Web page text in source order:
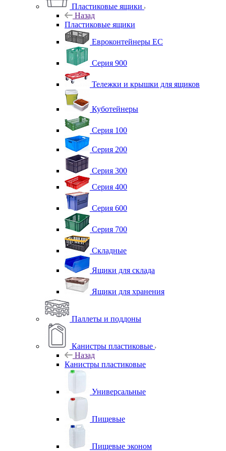
Пластиковые ящики
Назад
Пластиковые ящики
Евроконтейнеры ЕС
Серия 900
Тележки и крышки для ящиков
Куботейнеры
Серия 100
Серия 200
Серия 300
Серия 400
Серия 600
Серия 700
Складные
Ящики для склада
Ящики для хранения
Паллеты и поддоны
Канистры пластиковые
Назад
Канистры пластиковые
Универсальные
Пищевые
Пищевые эконом